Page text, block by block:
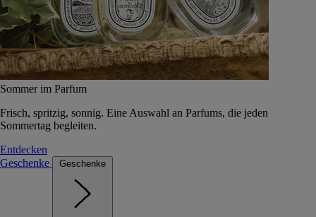
Sommer im Parfum
Frisch, spritzig, sonnig. Eine Auswahl an Parfums, die jeden
Sommertag begleiten.
Entdecken
Geschenke
Geschenke